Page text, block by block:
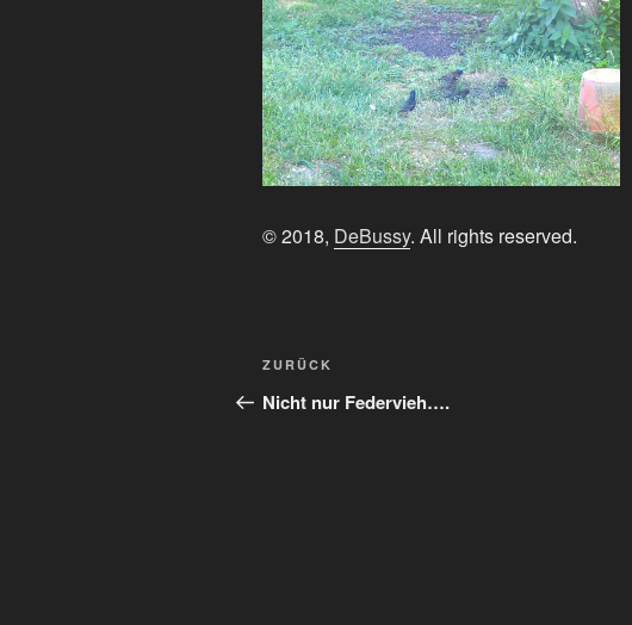
© 2018, DeBussy. All rights reserved.
Beitragsnavigation
Vorheriger
Beitrag
ZURÜCK
Nicht nur Federvieh….